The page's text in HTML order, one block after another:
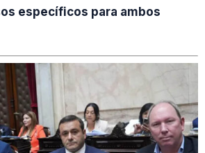
específicos para ambos